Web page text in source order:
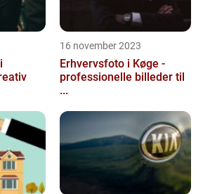
16 november 2023
Erhvervsfoto i Køge -
professionelle billeder til
...